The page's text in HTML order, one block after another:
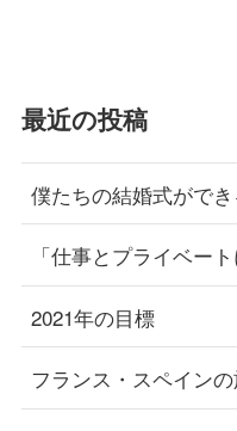
最近の投稿
僕たちの結婚式がで
「仕事とプライベー
2021年の目標
フランス・スペイン